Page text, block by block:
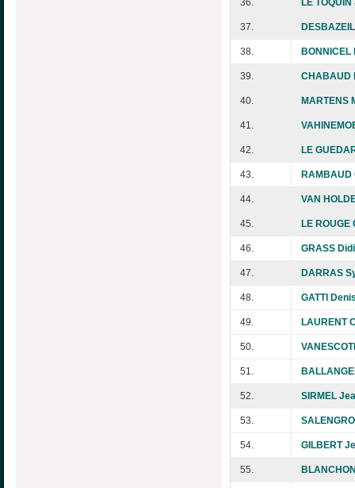
36. LE
37.
38.
39. CHABAUD
40. MARTENS
41.
42. LE
43.
44. VAN
45. LE
46. GRASS
47. DARRAS
48. GATTI
49. LAURENT
50.
51.
52. SIRMEL
53.
54. GILBERT
55.